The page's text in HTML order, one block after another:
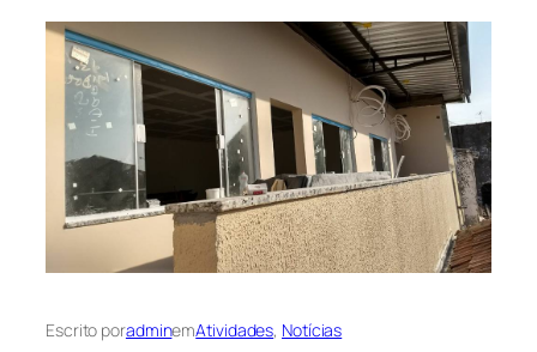
Escrito poradminemAtividades, Notícias